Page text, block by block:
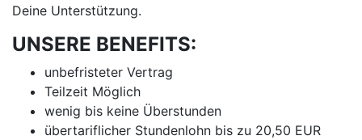
Deine Unterstützung.
UNSERE BENEFITS:
unbefristeter Vertrag
Teilzeit Möglich
wenig bis keine Überstunden
übertariflicher Stundenlohn bis zu 20,50 EUR